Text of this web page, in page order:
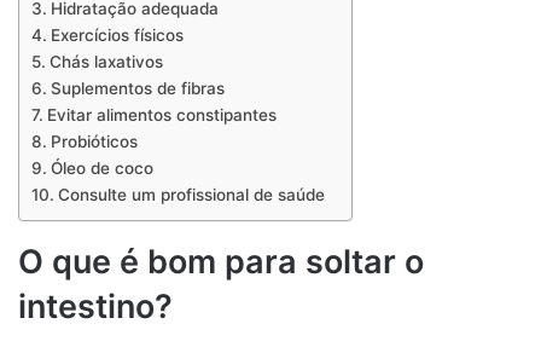
Hidratação adequada
Exercícios físicos
Chás laxativos
Suplementos de fibras
Evitar alimentos constipantes
Probióticos
Óleo de coco
Consulte um profissional de saúde
O que é bom para soltar o
intestino?